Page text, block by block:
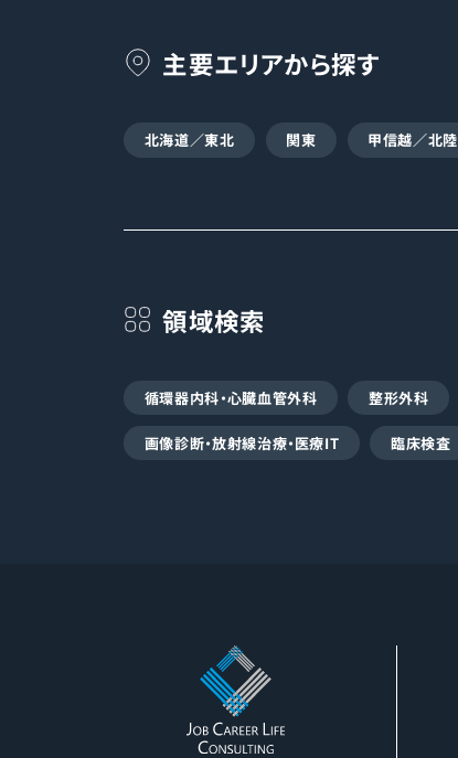
主要エリアから探す
北海道／東北 関東 甲信越／北陸
領域検索
循環器内科・心臓血管外科 整形外科
画像診断・放射線治療・医療IT 臨床検査